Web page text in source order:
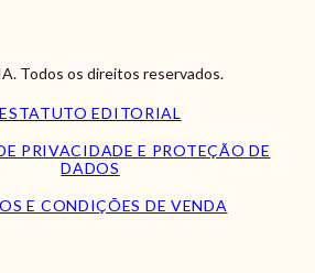
Todos os direitos reservados.
ESTATUTO EDITORIAL
PRIVACIDADE E PROTEÇÃO DE
DADOS
E CONDIÇÕES DE VENDA